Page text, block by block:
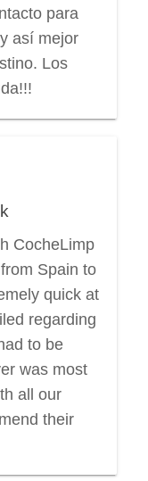
para
así mejor
Los
CocheLimp
Spain to
quick at
regarding
to be
was most
all our
their